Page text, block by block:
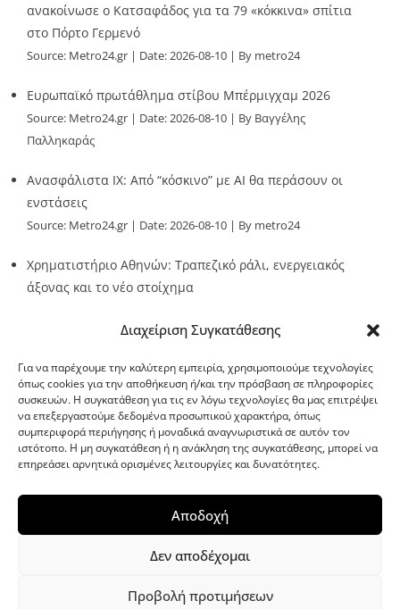
Διαχείριση Συγκατάθεσης
Για να παρέχουμε την καλύτερη εμπειρία, χρησιμοποιούμε τεχνολογίες
όπως cookies για την αποθήκευση ή/και την πρόσβαση σε πληροφορίες
συσκευών. Η συγκατάθεση για τις εν λόγω τεχνολογίες θα μας επιτρέψει
να επεξεργαστούμε δεδομένα προσωπικού χαρακτήρα, όπως
συμπεριφορά περιήγησης ή μοναδικά αναγνωριστικά σε αυτόν τον
ιστότοπο. Η μη συγκατάθεση ή η ανάκληση της συγκατάθεσης, μπορεί να
επηρεάσει αρνητικά ορισμένες λειτουργίες και δυνατότητες.
Αποδοχή
Δεν αποδέχομαι
Προβολή προτιμήσεων
ανακοίνωσε ο Κατσαφάδος για τα 79 «κόκκινα» σπίτια
στο Πόρτο Γερμενό
Source: Metro24.gr Date: 2026-08-10 By metro24
Ευρωπαϊκό πρωτάθλημα στίβου Μπέρμιγχαμ 2026
Source: Metro24.gr Date: 2026-08-10
By Βαγγέλης
Παλληκαράς
Ανασφάλιστα ΙΧ: Από “κόσκινο” με AI θα περάσουν οι
ενστάσεις
Source: Metro24.gr Date: 2026-08-10 By metro24
Χρηματιστήριο Αθηνών: Τραπεζικό ράλι, ενεργειακός
άξονας και το νέο στοίχημα
G-point.gr